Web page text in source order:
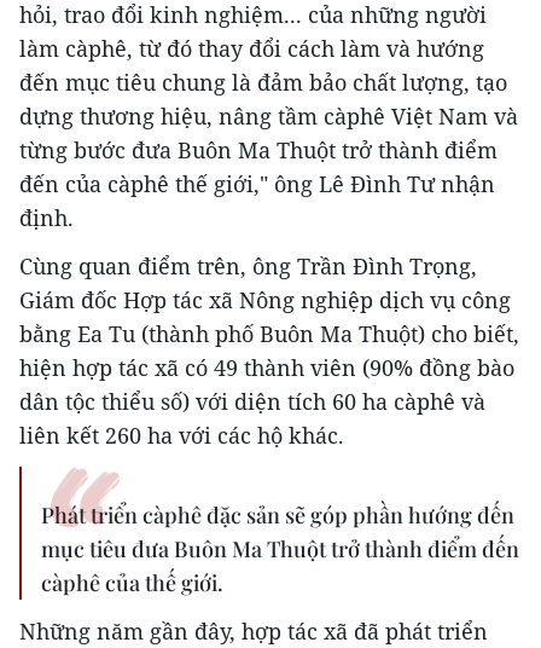
hỏi, trao đổi kinh nghiệm... của những người
làm càphê, từ đó thay đổi cách làm và hướng
đến mục tiêu chung là đảm bảo chất lượng, tạo
dựng thương hiệu, nâng tầm càphê Việt Nam và
từng bước đưa Buôn Ma Thuột trở thành điểm
đến của càphê thế giới," ông Lê Đình Tư nhận
định.
Cùng quan điểm trên, ông Trần Ðình Trọng,
Giám đốc Hợp tác xã Nông nghiệp dịch vụ công
bằng Ea Tu (thành phố Buôn Ma Thuột) cho biết,
hiện hợp tác xã có 49 thành viên (90% đồng bào
dân tộc thiểu số) với diện tích 60 ha càphê và
liên kết 260 ha với các hộ khác.
Phát triển càphê đặc sản sẽ góp phần hướng đến
mục tiêu đưa Buôn Ma Thuột trở thành điểm đến
càphê của thế giới.
Những năm gần đây, hợp tác xã đã phát triển